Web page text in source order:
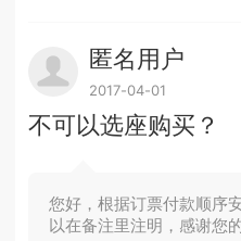
匿名用户
2017-04-01
不可以选座购买？
您好，根据订票付款顺序
以在备注里注明，感谢您的